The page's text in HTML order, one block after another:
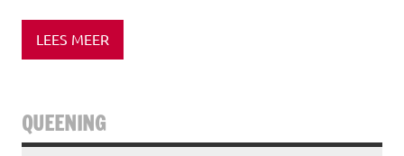
LEES MEER
QUEENING